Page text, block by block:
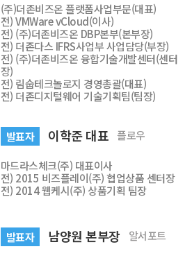
(주)더존비즈온 플랫폼사업부문(대표)
전) VMWare vCloud(이사)
전) (주)더존비즈온 DBP본부(본부장)
전) 더존다스 IFRS사업부 사업담당(부장)
전) (주)더존비즈온 융합기술개발센터(센터
장)
전) 림숩테크놀로지 경영총괄(대표)
전) 더존디지털웨어 기술기획팀(팀장)
발표자 이학준 대표 플로우
마드라스체크(주) 대표이사
전) 2015 비즈플레이(주) 협업상품 센터장
전) 2014 웹케시(주) 상품기획 팀장
발표자 남양원 본부장 알서포트